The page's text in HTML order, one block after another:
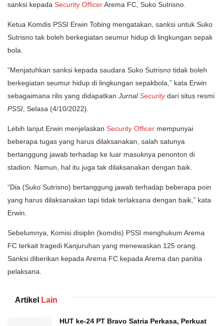
sanksi kepada Security OfficerArema FC, Suko Sutrisno.
Ketua Komdis PSSI Erwin Tobing mengatakan, sanksi untuk Suko
Sutrisno tak boleh berkegiatan seumur hidup di lingkungan sepak
bola.
“Menjatuhkan sanksi kepada saudara Suko Sutrisno tidak boleh
berkegiatan seumur hidup di lingkungan sepakbola,” kata Erwin
sebagaimana rilis yang didapatkan JurnalSecuritydari situs resmi
PSSI, Selasa (4/10/2022).
Lebih lanjut Erwin menjelaskan Security Officer mempunyai
beberapa tugas yang harus dilaksanakan, salah satunya
bertanggung jawab terhadap ke luar masuknya penonton di
stadion. Namun, hal itu juga tak dilaksanakan dengan baik.
“Dia (Suko Sutrisno) bertanggung jawab terhadap beberapa poin
yang harus dilaksanakan tapi tidak terlaksana dengan baik,” kata
Erwin.
Sebelumnya, Komisi disiplin (komdis) PSSI menghukum Arema
FC terkait tragedi Kanjuruhan yang menewaskan 125 orang.
Sanksi diberikan kepada Arema FC kepada Arema dan panitia
pelaksana.
Artikel Lain
HUT ke-24 PT Bravo Satria Perkasa, Perkuat